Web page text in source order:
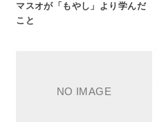
マスオが「もやし」より学んだ
こと